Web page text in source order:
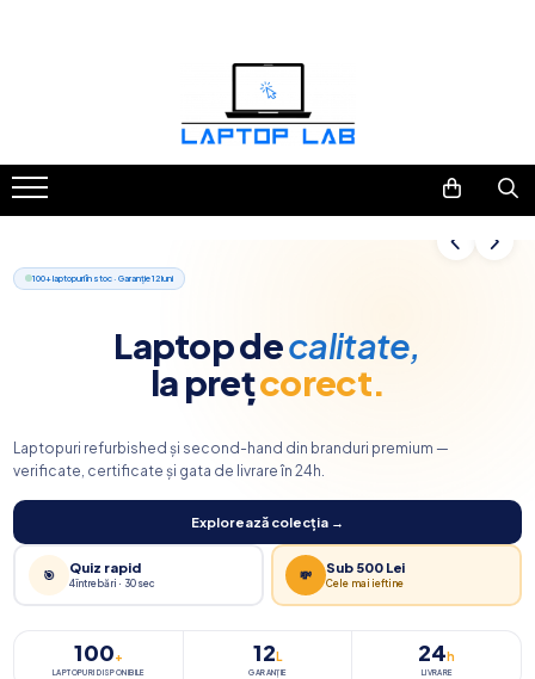
Mouseuri
Încărcătoare
100+laptopuri în stoc · Garanție 12 luni
Laptop decalitate,
la prețcorect.
Laptopuri refurbished și second-hand din branduri premium —
verificate, certificate și gata de livrare în 24h.
Explorează colecția →
🎯 Quiz rapid
4 întrebări · 30 sec
💸 Sub 500 Lei
Cele mai ieftine
100+
LAPTOPURI DISPONIBILE
12L
GARANȚIE
24h
LIVRARE